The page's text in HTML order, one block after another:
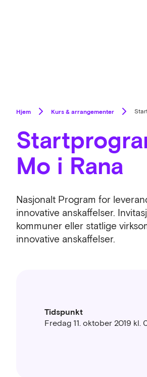
Hjem Kurs & arrangementer
Mo i Rana
Nasjonalt Program for
innovative anskaffelser.
kommuner eller statlige
innovative anskaffelser.
Tidspunkt
Fredag 11. oktober 2019 kl.